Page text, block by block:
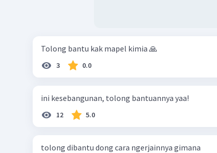
Tolong bantu kak mapel kimia 🙏
3 0.0
ini kesebangunan, tolong bantuannya yaa!
12 5.0
tolong dibantu dong cara ngerjainnya gimana